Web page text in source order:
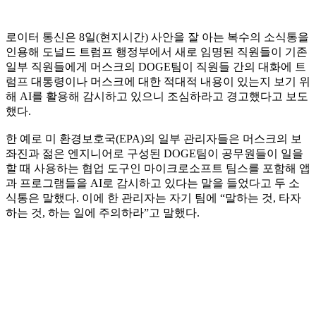
로이터 통신은 8일(현지시간) 사안을 잘 아는 복수의 소식통을
인용해 도널드 트럼프 행정부에서 새로 임명된 직원들이 기존
일부 직원들에게 머스크의 DOGE팀이 직원들 간의 대화에 트
럼프 대통령이나 머스크에 대한 적대적 내용이 있는지 보기 위
해 AI를 활용해 감시하고 있으니 조심하라고 경고했다고 보도
했다.
한 예로 미 환경보호국(EPA)의 일부 관리자들은 머스크의 보
좌진과 젊은 엔지니어로 구성된 DOGE팀이 공무원들이 일을
할 때 사용하는 협업 도구인 마이크로소프트 팀스를 포함해 앱
과 프로그램들을 AI로 감시하고 있다는 말을 들었다고 두 소
식통은 말했다. 이에 한 관리자는 자기 팀에 “말하는 것, 타자
하는 것, 하는 일에 주의하라”고 말했다.